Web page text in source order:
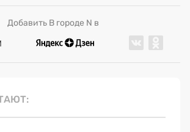
Добавить В городе N в